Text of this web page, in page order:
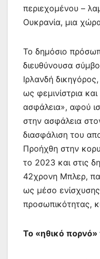
περιεχομένου –
Ουκρανία, μια
Το δημόσιο
διευθύνουσα
Ιρλανδή
ως φεμινίστρια
ασφάλεια», αφού
στην ασφάλεια
διασφάλιση του
Προήχθη στην
το 2023 και στις
42χρονη Μπλερ,
ως μέσο
προσωπικότητας,
Το «ηθικό πορνό»